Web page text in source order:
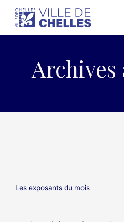
contenu
Les exposants du mois